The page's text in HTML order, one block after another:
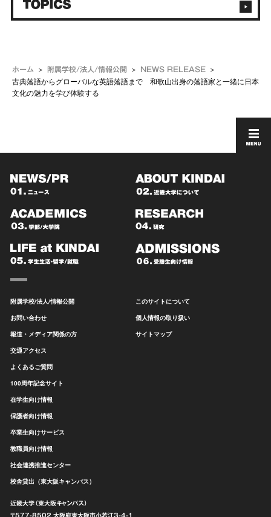
ホーム 附属学校/法人/情報公開 NEWS RELEASE
古典落語からグローバルな英語落語まで 和歌山出身の落語家と一緒に日本
文化の魅力を学び体験する
附属学校/法人/情報公開
お問い合わせ
報道・メディア関係の方
交通アクセス
よくあるご質問
100周年記念サイト
在学生向け情報
保護者向け情報
卒業生向けサービス
教職員向け情報
社会連携推進センター
校舎貸出（東大阪キャンパス）
このサイトについて
個人情報の取り扱い
サイトマップ
近畿大学（東大阪キャンパス）
〒577-8502 大阪府東大阪市小若江3-4-1